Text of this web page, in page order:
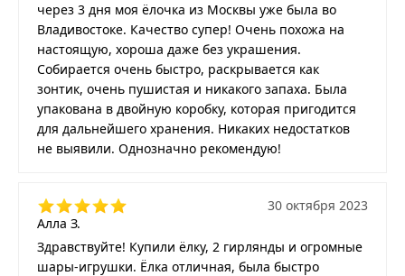
через 3 дня моя ёлочка из Москвы уже была во
Владивостоке. Качество супер! Очень похожа на
настоящую, хороша даже без украшения.
Собирается очень быстро, раскрывается как
зонтик, очень пушистая и никакого запаха. Была
упакована в двойную коробку, которая пригодится
для дальнейшего хранения. Никаких недостатков
не выявили. Однозначно рекомендую!
Алла З.
30 октября 2023
Здравствуйте! Купили ёлку, 2 гирлянды и огромные
шары-игрушки. Ёлка отличная, была быстро